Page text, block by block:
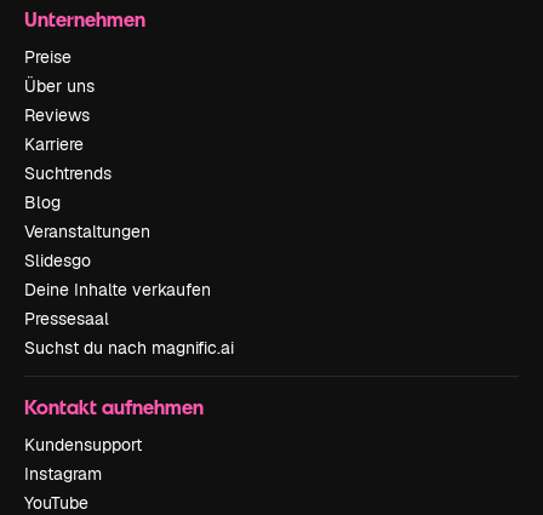
Unternehmen
Preise
Über uns
Reviews
Karriere
Suchtrends
Blog
Veranstaltungen
Slidesgo
Deine Inhalte verkaufen
Pressesaal
Suchst du nach magnific.ai
Kontakt aufnehmen
Kundensupport
Instagram
YouTube